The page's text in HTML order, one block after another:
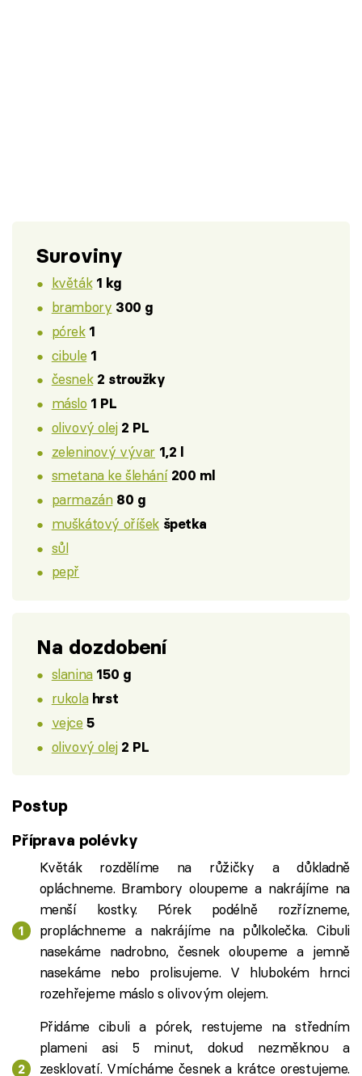
Suroviny
květák 1 kg
brambory 300 g
pórek 1
cibule 1
česnek 2 stroužky
máslo 1 PL
olivový olej 2 PL
zeleninový vývar 1,2 l
smetana ke šlehání 200 ml
parmazán 80 g
muškátový oříšek špetka
sůl
pepř
Na dozdobení
slanina 150 g
rukola hrst
vejce 5
olivový olej 2 PL
Postup
Příprava polévky
Květák rozdělíme na růžičky a důkladně
opláchneme. Brambory oloupeme a nakrájíme na
menší kostky. Pórek podélně rozřízneme,
propláchneme a nakrájíme na půlkolečka. Cibuli
nasekáme nadrobno, česnek oloupeme a jemně
nasekáme nebo prolisujeme. V hlubokém hrnci
rozehřejeme máslo s olivovým olejem.
Přidáme cibuli a pórek, restujeme na středním
plameni asi 5 minut, dokud nezměknou a
zesklovatí. Vmícháme česnek a krátce orestujeme.